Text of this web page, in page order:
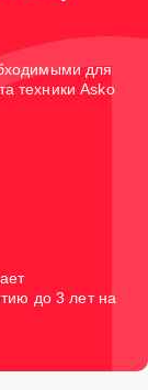
для
техники Asko
до 3 лет на